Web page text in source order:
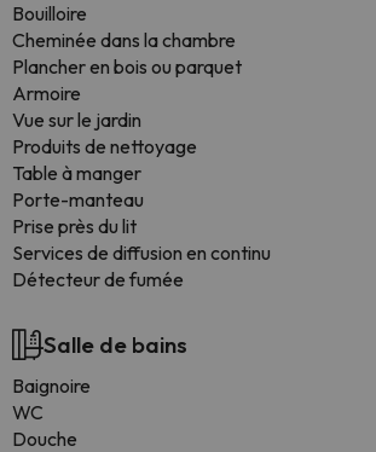
Bouilloire
Cheminée dans la chambre
Plancher en bois ou parquet
Armoire
Vue sur le jardin
Produits de nettoyage
Table à manger
Porte-manteau
Prise près du lit
Services de diffusion en continu
Détecteur de fumée
Salle de bains
Baignoire
WC
Douche